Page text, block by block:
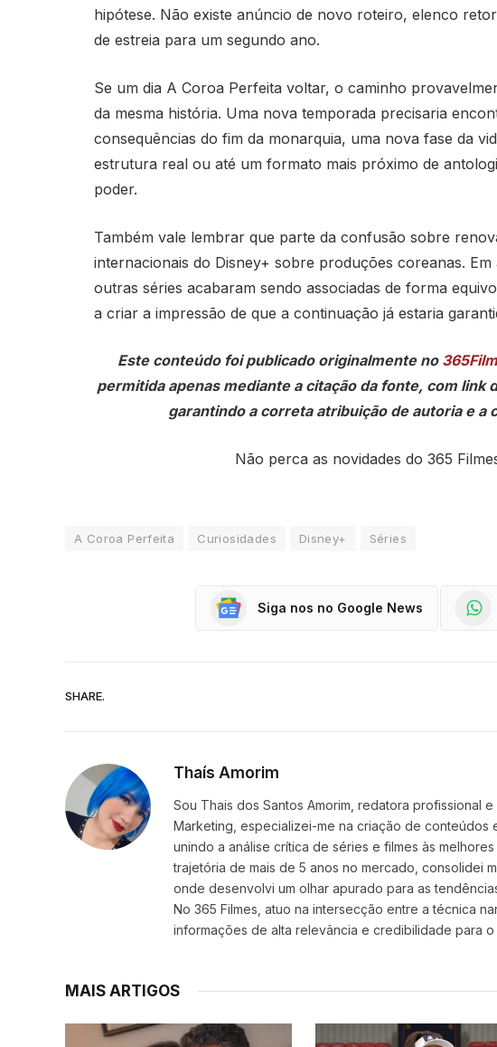
hipótese. Não existe anúncio de novo roteiro, elenco
de estreia para um segundo ano.
Se um dia A Coroa Perfeita voltar, o caminho
da mesma história. Uma nova temporada precisaria
consequências do fim da monarquia, uma nova fase da
estrutura real ou até um formato mais próximo de
poder.
Também vale lembrar que parte da confusão sobre
internacionais do Disney+ sobre produções coreanas.
outras séries acabaram sendo associadas de forma
a criar a impressão de que a continuação já estaria
Este conteúdo foi publicado originalmente no
permitida apenas mediante a citação da fonte, com
garantindo a correta atribuição de autoria e a
Não perca as novidades do 365
A Coroa Perfeita Curiosidades Disney+ Séries
Siga nos no Google News
SHARE.
Thaís Amorim
Sou Thais dos Santos Amorim, redatora profissional
Marketing, especializei-me na criação de conteúdos
unindo a análise crítica de séries e filmes às
trajetória de mais de 5 anos no mercado, consolidei
onde desenvolvi um olhar apurado para as
No 365 Filmes, atuo na intersecção entre a técnica
informações de alta relevância e credibilidade para
MAIS ARTIGOS